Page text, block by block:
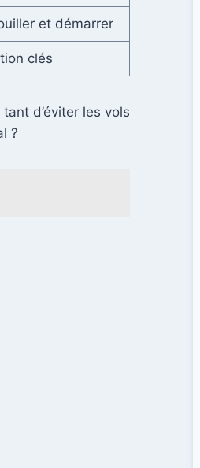
et démarrer
clés
d’éviter les vols
?